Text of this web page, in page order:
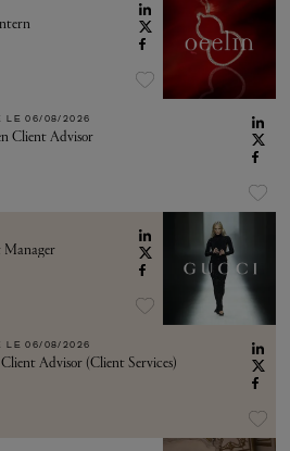
LE 06/08/2026
Client Advisor
Manager
LE 06/08/2026
Advisor (Client Services)